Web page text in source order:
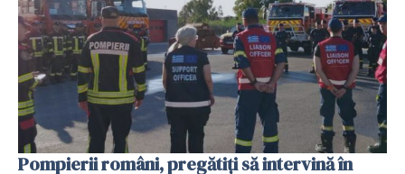
Pompierii români, pregătiţi să intervină în